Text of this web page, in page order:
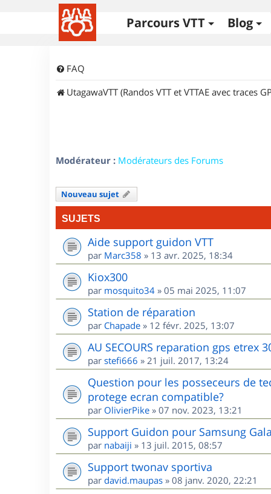
Parcours VTT Blog
FAQ
UtagawaVTT (Randos VTT et VTTAE avec traces
Modérateur : Modérateurs des Forums
Nouveau sujet
SUJETS
Aide support guidon VTT
par Marc358 » 13 avr. 2025, 18:34
Kiox300
par mosquito34 » 05 mai 2025, 11:07
Station de réparation
par Chapade » 12 févr. 2025, 13:07
AU SECOURS reparation gps etrex
par stefi666 » 21 juil. 2017, 13:24
Question pour les posseceurs de
protege ecran compatible?
par OlivierPike » 07 nov. 2023, 13:21
Support Guidon pour Samsung
par nabaiji » 13 juil. 2015, 08:57
Support twonav sportiva
par david.maupas » 08 janv. 2020, 22:21